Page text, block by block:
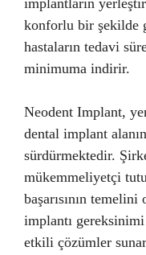
implantların
konforlu bir şekilde
hastaların tedavi
minimuma indirir.
Neodent Implant,
dental implant
sürdürmektedir.
mükemmeliyetçi
başarısının
implantı
etkili çözümler